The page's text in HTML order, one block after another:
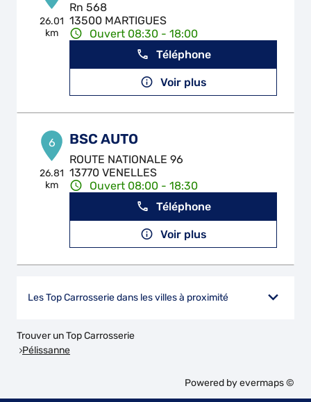
26.01
km
Rn 568
13500 MARTIGUES
Ouvert 08:30 - 18:00
Téléphone
Voir plus
6
26.81
km
BSC AUTO
ROUTE NATIONALE 96
13770 VENELLES
Ouvert 08:00 - 18:30
Téléphone
Voir plus
Les Top Carrosserie dans les villes à proximité
Trouver un Top Carrosserie
Pélissanne
Powered byevermaps ©